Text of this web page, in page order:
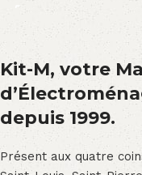
Kit-M, votre
depuis 1999.
Présent aux quatre